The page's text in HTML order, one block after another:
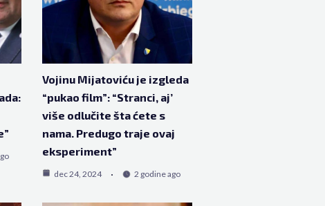
Vojinu Mijatoviću je izgleda
“pukao film”: “Stranci, aj’
više odlučite šta ćete s
nama. Predugo traje ovaj
eksperiment”
dec 24, 2024 2 godine ago